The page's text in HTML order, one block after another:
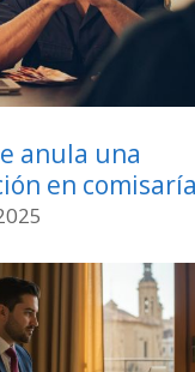
anula una
en